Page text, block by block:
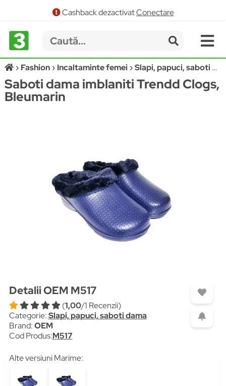
Cashback dezactivatConectare
Fashion Incaltaminte femei Slapi, papuci, saboti dama
Saboti dama imblaniti Trendd Clogs,
Bleumarin
Detalii OEM M517
(1,00/1 Recenzii)
Categorie:Slapi, papuci, saboti dama
Brand:OEM
Cod Produs:M517
Alte versiuni Marime: